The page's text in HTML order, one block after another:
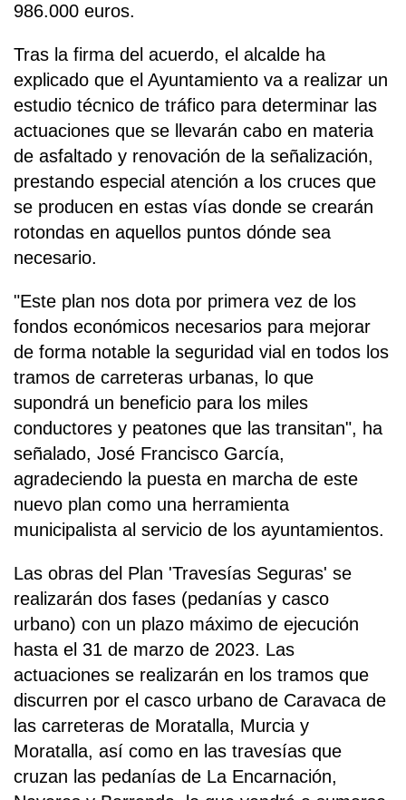
986.000 euros.
Tras la firma del acuerdo, el alcalde ha
explicado que el Ayuntamiento va a realizar un
estudio técnico de tráfico para determinar las
actuaciones que se llevarán cabo en materia
de asfaltado y renovación de la señalización,
prestando especial atención a los cruces que
se producen en estas vías donde se crearán
rotondas en aquellos puntos dónde sea
necesario.
"Este plan nos dota por primera vez de los
fondos económicos necesarios para mejorar
de forma notable la seguridad vial en todos los
tramos de carreteras urbanas, lo que
supondrá un beneficio para los miles
conductores y peatones que las transitan", ha
señalado, José Francisco García,
agradeciendo la puesta en marcha de este
nuevo plan como una herramienta
municipalista al servicio de los ayuntamientos.
Las obras del Plan 'Travesías Seguras' se
realizarán dos fases (pedanías y casco
urbano) con un plazo máximo de ejecución
hasta el 31 de marzo de 2023. Las
actuaciones se realizarán en los tramos que
discurren por el casco urbano de Caravaca de
las carreteras de Moratalla, Murcia y
Moratalla, así como en las travesías que
cruzan las pedanías de La Encarnación,